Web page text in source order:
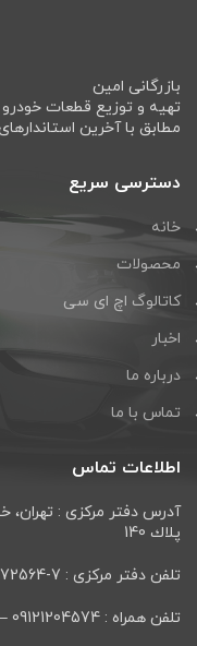
بازرگانی امین
تهیه و توزیع قطعات خودرو Hic
مطابق با آخرین
دسترسی سریع
خانه
محصولات
کاتالوگ اچ ای سی
اخبار
درباره ما
تماس با ما
اطلاعات تماس
آدرس دفتر مرکزی : تهران،
پلاك 140
تلفن دفتر مرکزی : 7-33972564
تلفن همراه : 09121204574 – 09123441109